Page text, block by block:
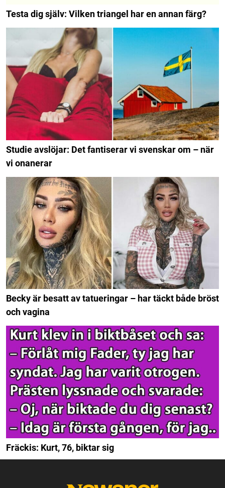
Testa dig själv: Vilken triangel har en annan färg?
Studie avslöjar: Det fantiserar vi svenskar om – när
vi onanerar
Becky är besatt av tatueringar – har täckt både bröst
och vagina
Fräckis: Kurt, 76, biktar sig